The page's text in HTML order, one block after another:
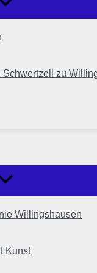
Schwertzell zu
Willingshausen
Kunst